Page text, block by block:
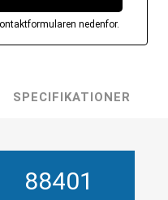
nedenfor.
SPECIFIKATIONER
88401